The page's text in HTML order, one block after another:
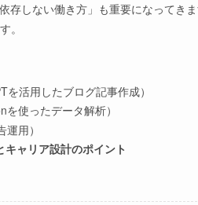
存しない働き方」も重要になってき
。
を活用したブログ記事作成）
を使ったデータ解析）
用）
ャリア設計のポイント